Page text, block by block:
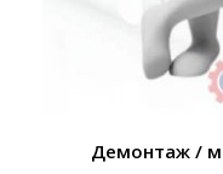
Демонтаж /